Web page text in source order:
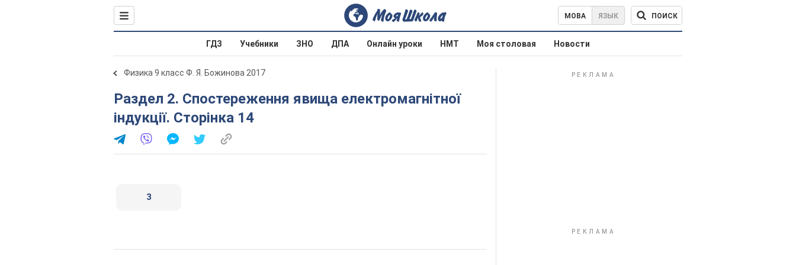
МОВА ЯЗЫК ПОИСК
ГДЗ Учебники ЗНО ДПА Онлайн уроки НМТ Моя столовая Новости
Физика 9 класс Ф. Я. Божинова 2017
Раздел 2. Спостереження явища електромагнітної
індукції. Сторінка 14
3